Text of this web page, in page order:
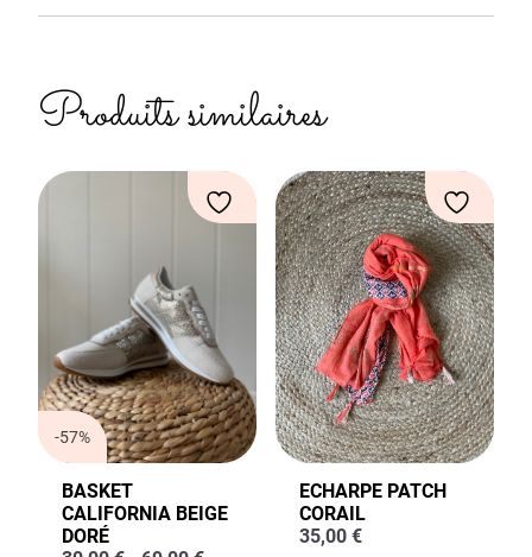
Produits similaires
-57%
BASKET
CALIFORNIA BEIGE
DORÉ
ECHARPE PATCH
CORAIL
35,00 €